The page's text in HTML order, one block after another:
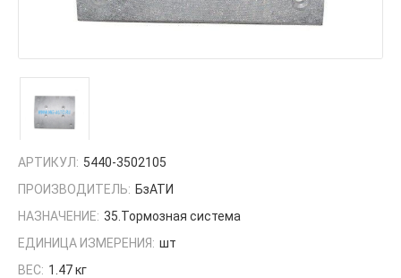
АРТИКУЛ: 5440-3502105
ПРОИЗВОДИТЕЛЬ: БзАТИ
НАЗНАЧЕНИЕ: 35.Тормозная система
ЕДИНИЦА ИЗМЕРЕНИЯ: шт
ВЕС: 1.47 кг